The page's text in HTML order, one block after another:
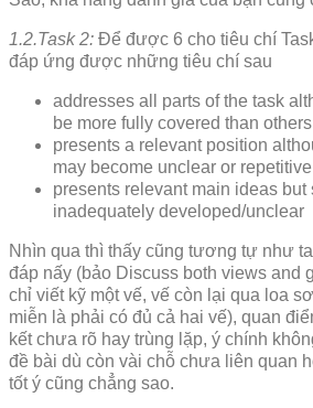
1.2.Task 2: Để được 6 cho tiêu chí
đáp ứng được những tiêu chí sau
addresses all parts of the task
be more fully covered than others
presents a relevant position
may become unclear or repetitive
presents relevant main ideas but
inadequately developed/unclear
Nhìn qua thì thấy cũng tương tự như
đáp nấy (bảo Discuss both views and
chỉ viết kỹ một vế, vế còn lại qua loa
miễn là phải có đủ cả hai vế), quan
kết chưa rõ hay trùng lặp, ý chính
đề bài dù còn vài chỗ chưa liên quan
tốt ý cũng chẳng sao.